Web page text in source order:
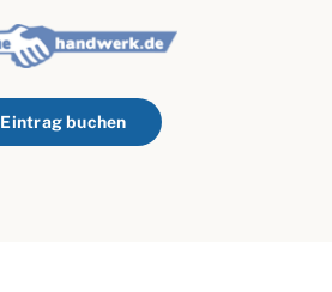
Eintrag buchen